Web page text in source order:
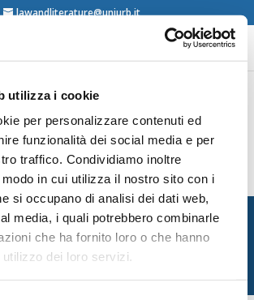
utilizza i cookie
per personalizzare contenuti ed
funzionalità dei social media e per
traffico. Condividiamo inoltre
in cui utilizza il nostro sito con i
si occupano di analisi dei dati web,
media, i quali potrebbero combinarle
che ha fornito loro o che hanno
dei loro servizi.
lawandliterature@uniurb.it
Il corpo come testo,
Torino, 2008
for Law and Literature
Giurisprudenza — Università degli Studi
di Urbino Carlo Bo